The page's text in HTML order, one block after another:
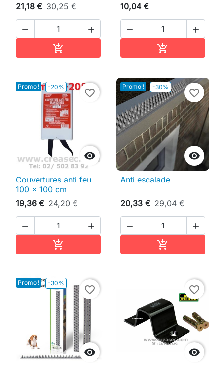
21,18 € 30,25 €
 

10,04 €
 

Promo ! -20%

favorite_border
Couvertures anti feu
100 x 100 cm
19,36 € 24,20 €
 

Promo ! -30%

favorite_border
Anti escalade
20,33 € 29,04 €
 

Promo ! -30%

favorite_border

favorite_border